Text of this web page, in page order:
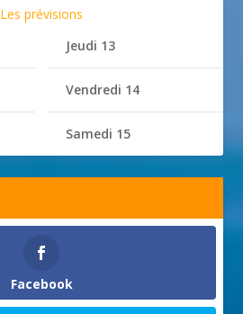
Les prévisions
Jeudi 13
Vendredi 14
Samedi 15
Facebook